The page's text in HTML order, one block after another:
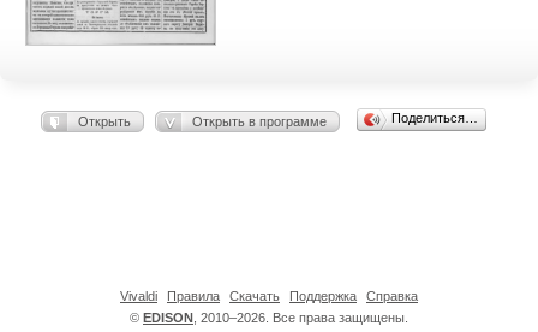
Открыть Открыть в программе Поделиться…
© EDISON , 2010–2026. Все права защищены.
Vivaldi Правила Скачать Поддержка Справка